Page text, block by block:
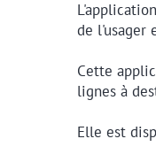
de l'usager
Cette
lignes à
Elle est